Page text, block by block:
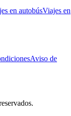
en autobúsViajes en
Aviso de